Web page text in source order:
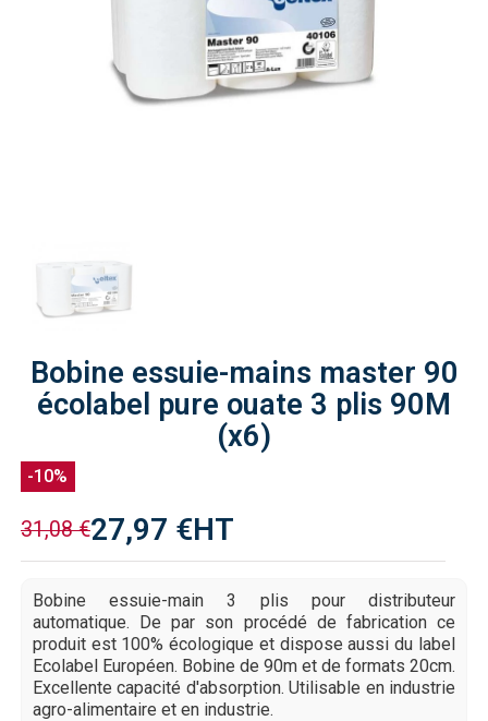
Bobine essuie-mains master 90
écolabel pure ouate 3 plis 90M
(x6)
-10%
31,08 €27,97 €HT
Bobine essuie-main 3 plis pour distributeur
automatique. De par son procédé de fabrication ce
produit est 100% écologique et dispose aussi du label
Ecolabel Européen. Bobine de 90m et de formats 20cm.
Excellente capacité d'absorption. Utilisable en industrie
agro-alimentaire et en industrie.